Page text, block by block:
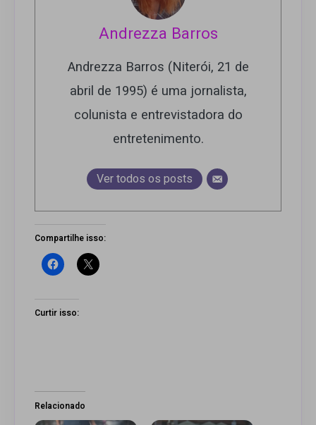
Andrezza Barros
Andrezza Barros (Niterói, 21 de
abril de 1995) é uma jornalista,
colunista e entrevistadora do
entretenimento.
Ver todos os posts
Compartilhe isso:
Curtir isso:
Relacionado